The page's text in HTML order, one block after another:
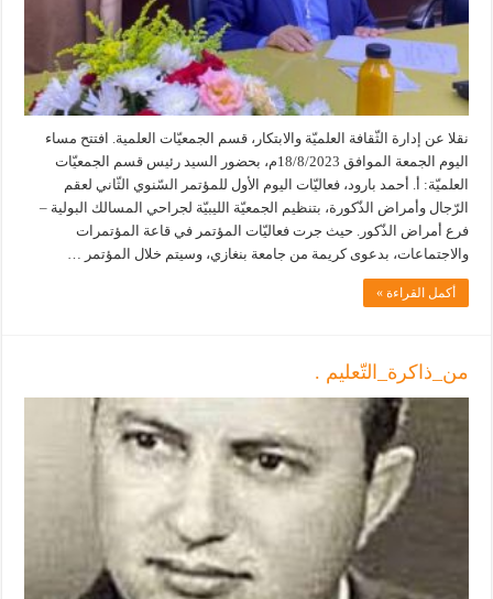
نقلا عن إدارة الثّقافة العلميّة والابتكار، قسم الجمعيّات العلمية. افتتح مساء
اليوم الجمعة الموافق 18/8/2023م، بحضور السيد رئيس قسم الجمعيّات
العلميّة: أ. أحمد بارود، فعاليّات اليوم الأول للمؤتمر السّنوي الثّاني لعقم
الرّجال وأمراض الذّكورة، بتنظيم الجمعيّة الليبيّة لجراحي المسالك البولية –
فرع أمراض الذّكور. حيث جرت فعاليّات المؤتمر في قاعة المؤتمرات
والاجتماعات، بدعوى كريمة من جامعة بنغازي، وسيتم خلال المؤتمر …
أكمل القراءة »
من_ذاكرة_التّعليم .